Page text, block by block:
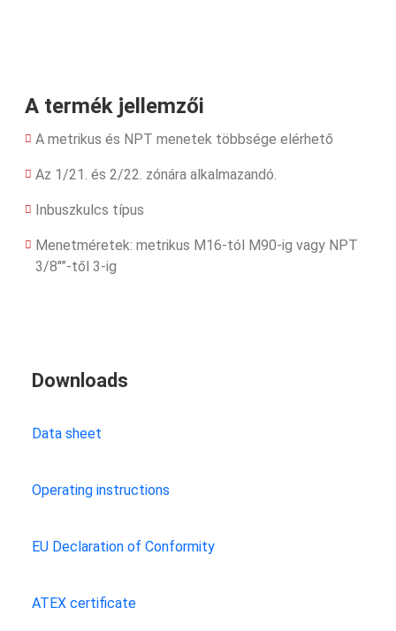
A termék jellemzői
A metrikus és NPT menetek többsége elérhető
Az 1/21. és 2/22. zónára alkalmazandó.
Inbuszkulcs típus
Menetméretek: metrikus M16-tól M90-ig vagy NPT
3/8″”-től 3-ig
Downloads
Data sheet
Operating instructions
EU Declaration of Conformity
ATEX certificate